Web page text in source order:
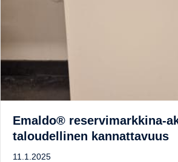
Emaldo® reservimarkkina-
taloudellinen kannattavuus
11.1.2025